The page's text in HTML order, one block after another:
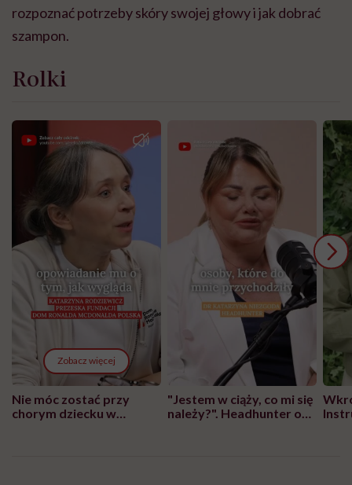
rozpoznać potrzeby skóry swojej głowy i jak dobrać
szampon.
Rolki
Zobacz więcej
Nie móc zostać przy
chorym dziecku w
"Jestem w ciąży, co mi się
należy?". Headhunter o